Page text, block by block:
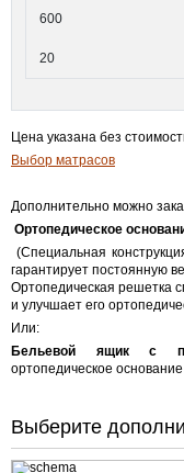
600
20
Цена указана без
Выбор матрасов
Дополнительно можно
Ортопедическое
(Специальная
гарантирует постоянную
Ортопедическая решетка
и улучшает его
Или:
Бельевой ящик с
ортопедическое
Выберите